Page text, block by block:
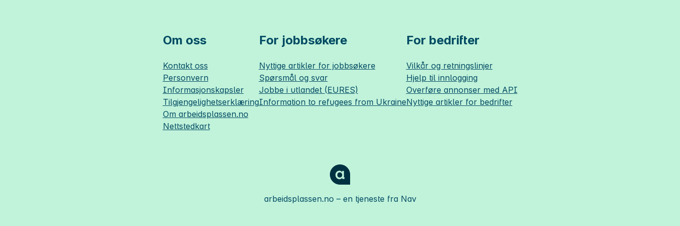
Om oss
Kontakt oss
Personvern
Informasjonskapsler
Tilgjengelighetserklæring
Om arbeidsplassen.no
Nettstedkart
For jobbsøkere
Nyttige artikler for jobbsøkere
Spørsmål og svar
Jobbe i utlandet (EURES)
Information to refugees from Ukraine
For bedrifter
Vilkår og retningslinjer
Hjelp til innlogging
Overføre annonser med API
Nyttige artikler for bedrifter
arbeidsplassen.no – en tjeneste fra Nav